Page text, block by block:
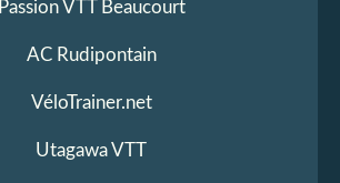
Passion VTT Beaucourt
AC Rudipontain
VéloTrainer.net
Utagawa VTT